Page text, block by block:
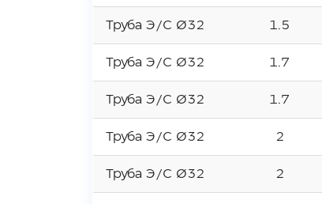
Труба Э/С Ø32 1.5
Труба Э/С Ø32 1.7
Труба Э/С Ø32 1.7
Труба Э/С Ø32 2
Труба Э/С Ø32 2